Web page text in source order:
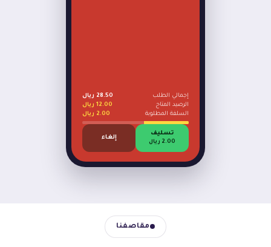
إجمالي الطلب
28.50 ريال
الرصيد المتاح
12.00 ريال
السلفة المطلوبة
2.00 ريال
تسليف
2.00 ريال
إلغاء
مقاصفنا